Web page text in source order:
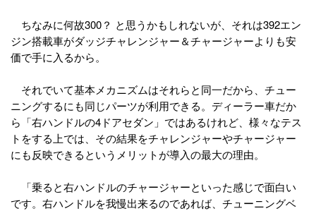
ちなみに何故300？ と思うかもしれないが、それは392エン
ジン搭載車がダッジチャレンジャー＆チャージャーよりも安
価で手に入るから。
それでいて基本メカニズムはそれらと同一だから、チュー
ニングするにも同じパーツが利用できる。ディーラー車だか
ら「右ハンドルの4ドアセダン」ではあるけれど、様々なテス
トをする上では、その結果をチャレンジャーやチャージャー
にも反映できるというメリットが導入の最大の理由。
「乗ると右ハンドルのチャージャーといった感じで面白い
です。右ハンドルを我慢出来るのであれば、チューニングベ